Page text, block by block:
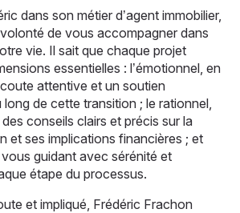
dans son métier d’agent immobilier,
de vous accompagner dans
vie. Il sait que chaque projet
essentielles : l’émotionnel, en
attentive et un soutien
de cette transition ; le rationnel,
conseils clairs et précis sur la
et ses implications financières ; et
guidant avec sérénité et
étape du processus.
et impliqué, Frédéric Frachon